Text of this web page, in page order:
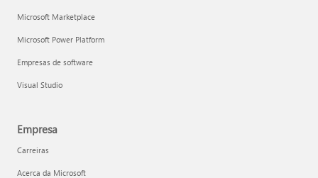
Microsoft Marketplace
Microsoft Power Platform
Empresas de software
Visual Studio
Empresa
Carreiras
Acerca da Microsoft